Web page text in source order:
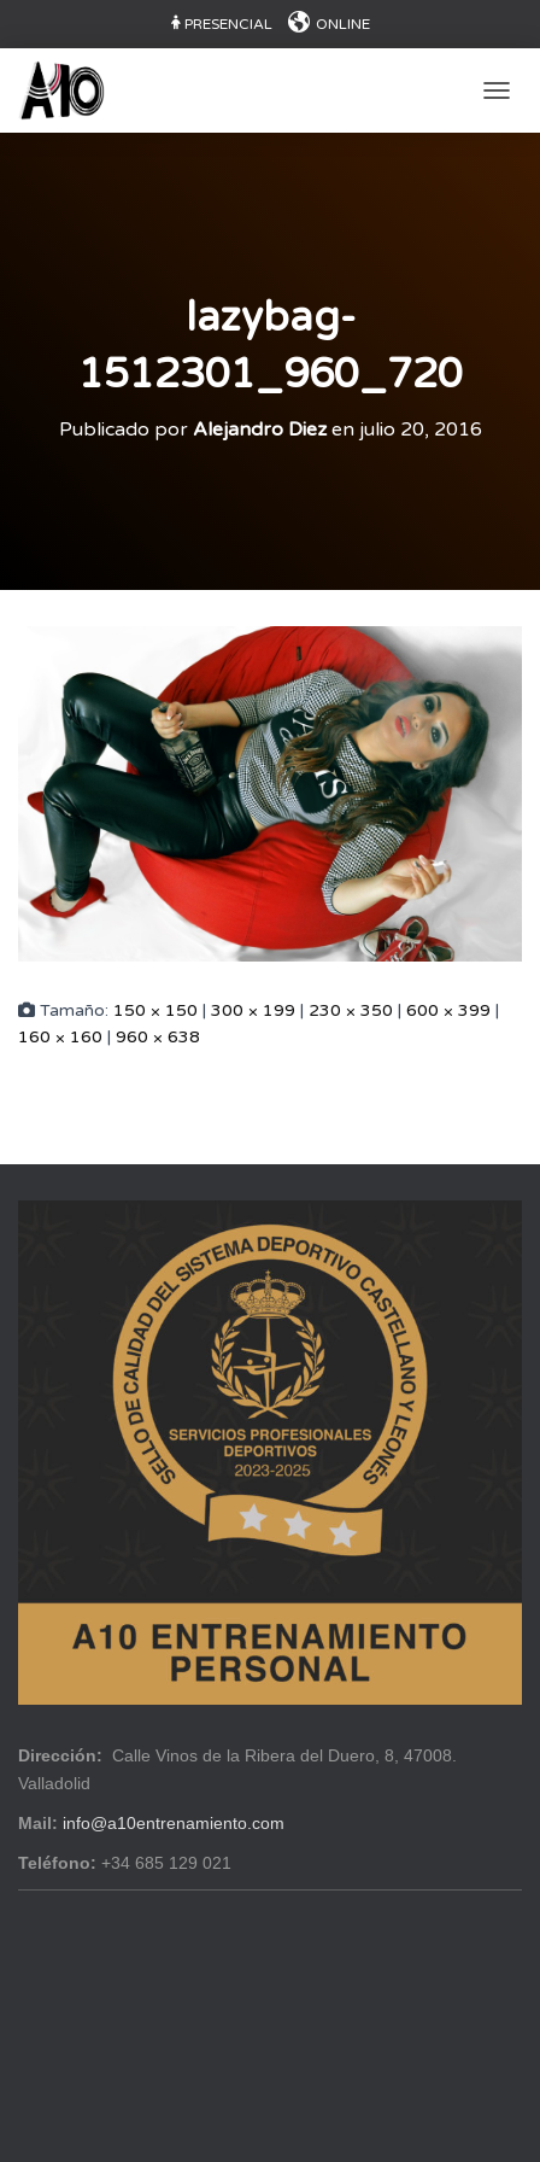
PRESENCIAL ONLINE
lazybag-
1512301_960_720
Publicado por Alejandro Diezen julio 20, 2016
Tamaño: 150 × 150 | 300 × 199 | 230 × 350 | 600 × 399 |
160 × 160 | 960 × 638
Dirección: Calle Vinos de la Ribera del Duero, 8, 47008.
Valladolid
Mail: info@a10entrenamiento.com
Teléfono: +34 685 129 021